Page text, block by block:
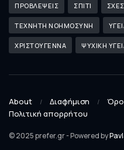
ΠΡΟΒΛΕΨΕΙΣ ΣΠΙΤΙ
ΤΕΧΝΗΤΗ ΝΟΗΜΟΣΥΝΗ
ΧΡΙΣΤΟΥΓΕΝΝΑ ΨΥΧΙΚΗ
About Διαφήμιση
Πολιτική απορρήτου
© 2025 prefer.gr - Powered by